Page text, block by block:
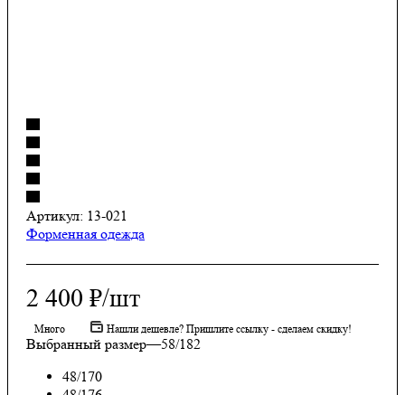
Артикул: 13-021
Форменная одежда
2 400 ₽/шт
Много Нашли дешевле? Пришлите ссылку - сделаем скидку!
Выбранный размер—58/182
48/170